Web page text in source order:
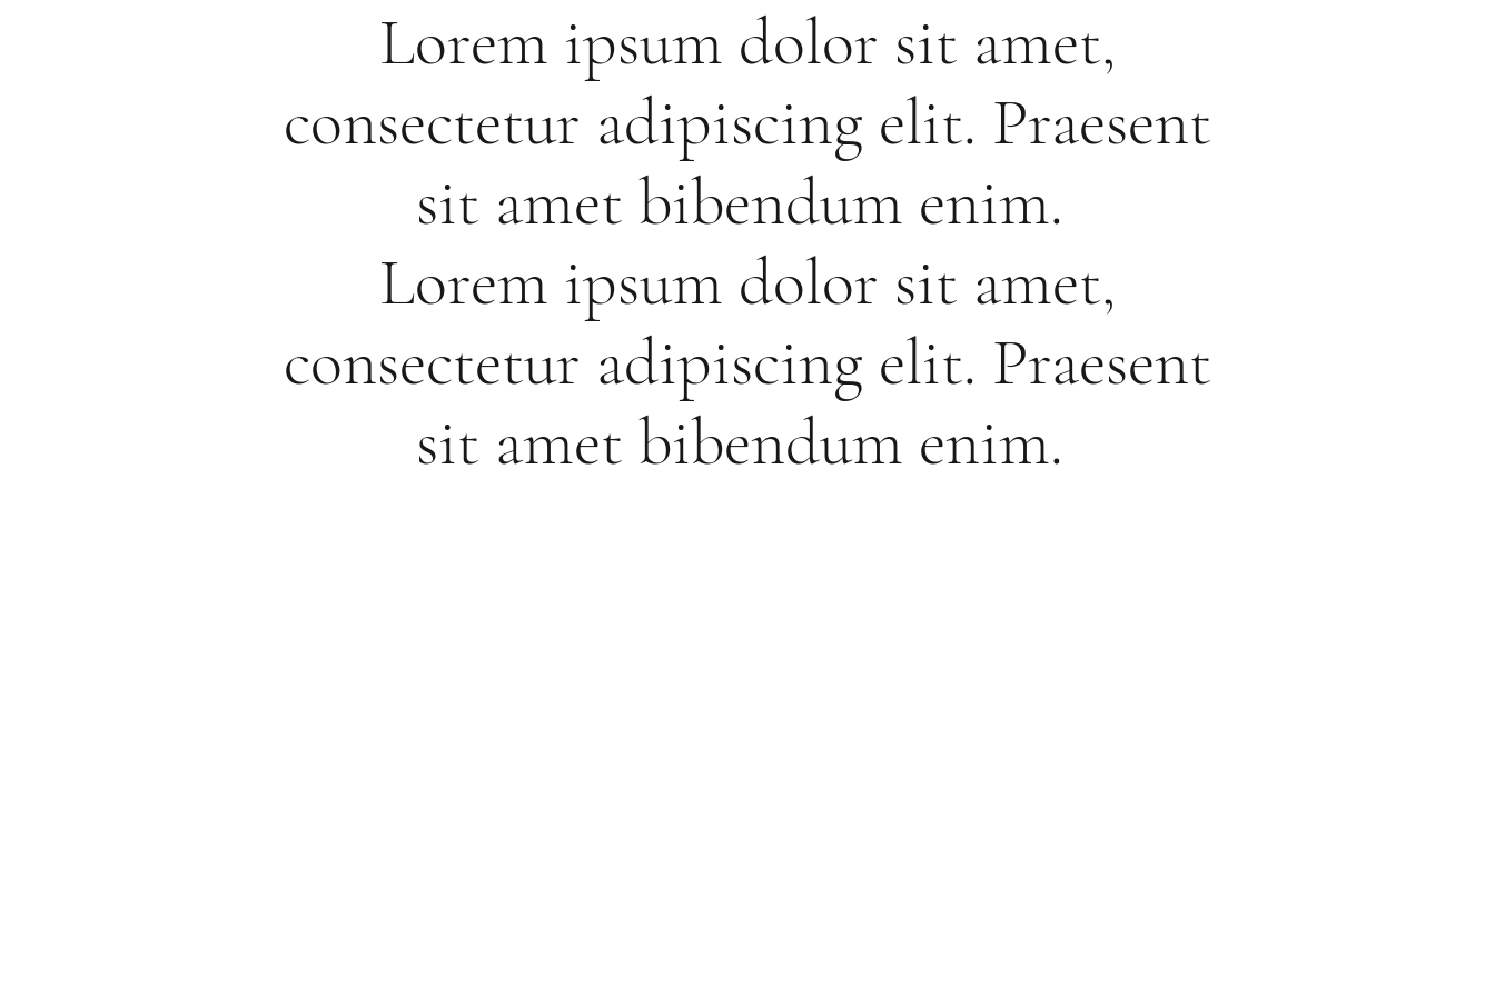
Lorem ipsum dolor sit amet,
consectetur adipiscing elit. Praesent
sit amet bibendum enim.
Lorem ipsum dolor sit amet,
consectetur adipiscing elit. Praesent
sit amet bibendum enim.